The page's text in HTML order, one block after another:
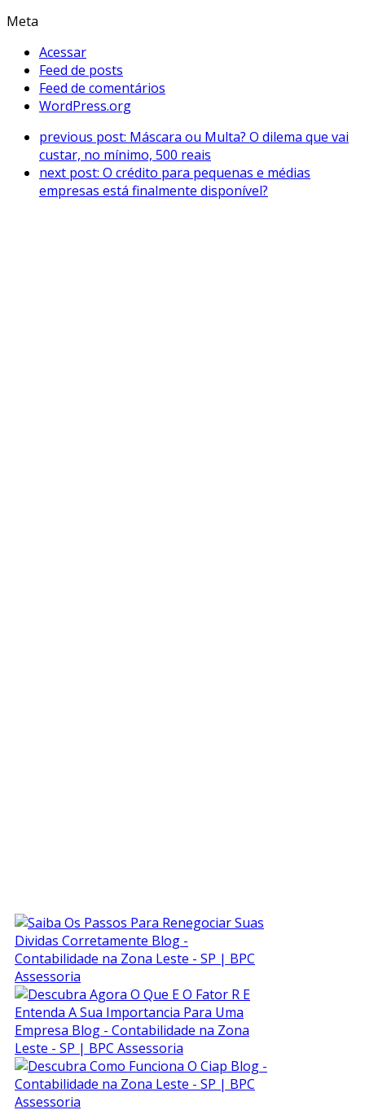
Meta
Acessar
Feed de posts
Feed de comentários
WordPress.org
previous post: Máscara ou Multa? O dilema que vai
custar, no mínimo, 500 reais
next post: O crédito para pequenas e médias
empresas está finalmente disponível?